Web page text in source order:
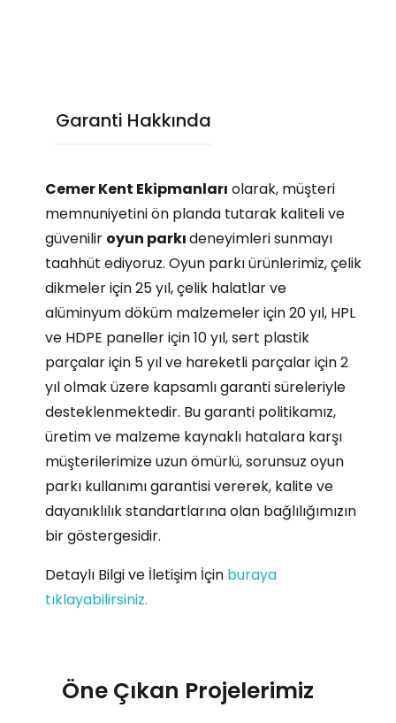
Garanti Hakkında
Cemer Kent Ekipmanları olarak, müşteri
memnuniyetini ön planda tutarak kaliteli ve
güvenilir oyun parkıdeneyimleri sunmayı
taahhüt ediyoruz. Oyun parkı ürünlerimiz, çelik
dikmeler için 25 yıl, çelik halatlar ve
alüminyum döküm malzemeler için 20 yıl, HPL
ve HDPE paneller için 10 yıl, sert plastik
parçalar için 5 yıl ve hareketli parçalar için 2
yıl olmak üzere kapsamlı garanti süreleriyle
desteklenmektedir. Bu garanti politikamız,
üretim ve malzeme kaynaklı hatalara karşı
müşterilerimize uzun ömürlü, sorunsuz oyun
parkı kullanımı garantisi vererek, kalite ve
dayanıklılık standartlarına olan bağlılığımızın
bir göstergesidir.
Detaylı Bilgi ve İletişim İçin buraya
tıklayabilirsiniz.
Öne Çıkan Projelerimiz